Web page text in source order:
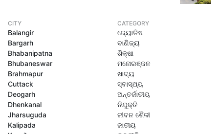
CITY
Balangir
Bargarh
Bhabanipatna
Bhubaneswar
Brahmapur
Cuttack
Deogarh
Dhenkanal
Jharsuguda
Kalipada
CATEGORY
ଜ୍ୟୋତିଷ
ବାଣିଜ୍ୟ
ଶିକ୍ଷା
ମନୋରଞ୍ଜନ
ଖାଦ୍ୟ
ସ୍ବାସ୍ଥ୍ୟ
ଅନ୍ତର୍ଜାତୀୟ
ନିଯୁକ୍ତି
ଜୀବନ ଶୈଳୀ
ଜାତୀୟ